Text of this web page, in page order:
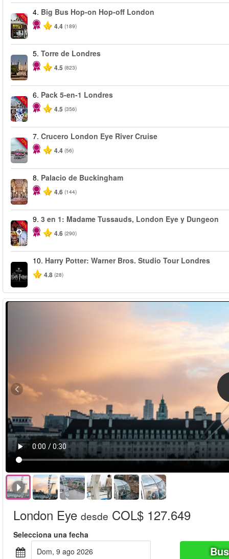
-40%
4. Big Bus Hop-on Hop-off London
4.4 (189)
5. Torre de Londres
4.5 (823)
-60%
6. Pack 5-en-1 Londres
4.5 (356)
-10%
7. Crucero London Eye River Cruise
4.4 (56)
8. Palacio de Buckingham
4.6 (144)
-30%
9. 3 en 1: Madame Tussauds, London Eye y Dungeon
4.6 (290)
10. Harry Potter: Warner Bros. Studio Tour Londres
4.8 (28)
London Eye desde COL$ 127.649
Selecciona una fecha
dom, 9 ago 2026